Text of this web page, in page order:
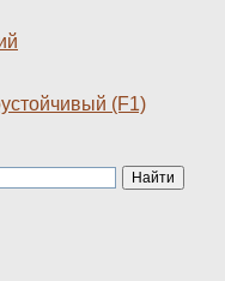
(F1)